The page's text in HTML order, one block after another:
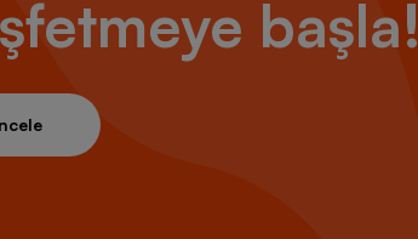
başla!